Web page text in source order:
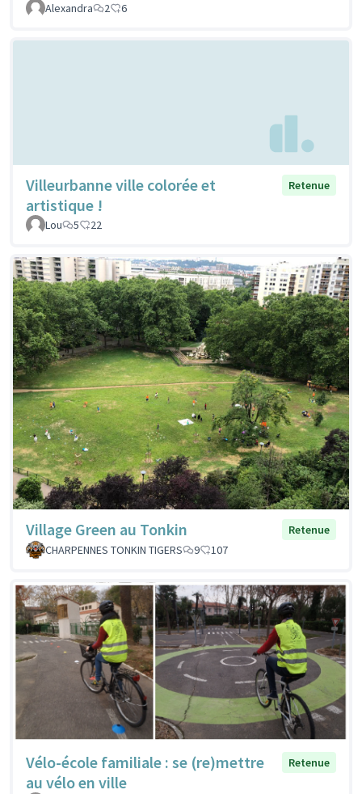
Alexandra 2 6
Villeurbanne ville colorée et
artistique !
Retenue
Lou 5 22
Village Green au Tonkin
Retenue
CHARPENNES TONKIN TIGERS
9 107
Vélo-école familiale : se (re)mettre
au vélo en ville
Retenue